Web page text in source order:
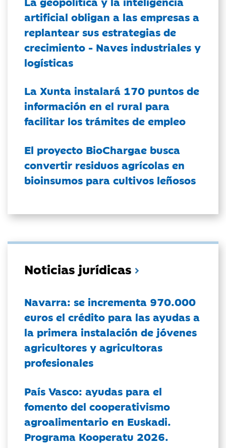
artificial obligan a las empresas a
replantear sus estrategias de
crecimiento - Naves industriales y
logísticas
La Xunta instalará 170 puntos de
información en el rural para
facilitar los trámites de empleo
El proyecto BioChargae busca
convertir residuos agrícolas en
bioinsumos para cultivos leñosos
Noticias jurídicas
Navarra: se incrementa 970.000
euros el crédito para las ayudas a
la primera instalación de jóvenes
agricultores y agricultoras
profesionales
País Vasco: ayudas para el
fomento del cooperativismo
agroalimentario en Euskadi.
Programa Kooperatu 2026.